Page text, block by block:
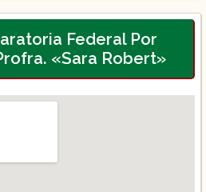
Federal Por
«Sara Robert»